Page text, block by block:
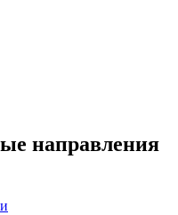
направления